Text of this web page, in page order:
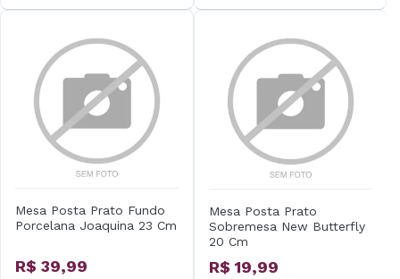
Mesa Posta Prato Fundo
Porcelana Joaquina 23 Cm
R$ 39,99
Mesa Posta Prato
Sobremesa New Butterfly
20 Cm
R$ 19,99